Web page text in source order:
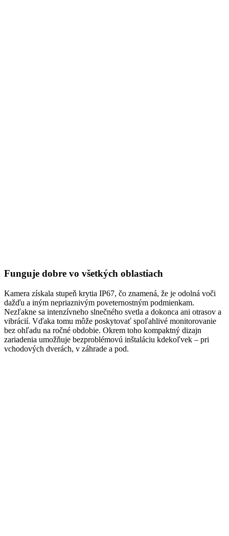
Funguje dobre vo všetkých oblastiach
Kamera získala stupeň krytia IP67, čo znamená, že je odolná voči
dažďu a iným nepriaznivým poveternostným podmienkam.
Nezľakne sa intenzívneho slnečného svetla a dokonca ani otrasov a
vibrácií. Vďaka tomu môže poskytovať spoľahlivé monitorovanie
bez ohľadu na ročné obdobie. Okrem toho kompaktný dizajn
zariadenia umožňuje bezproblémovú inštaláciu kdekoľvek – pri
vchodových dverách, v záhrade a pod.